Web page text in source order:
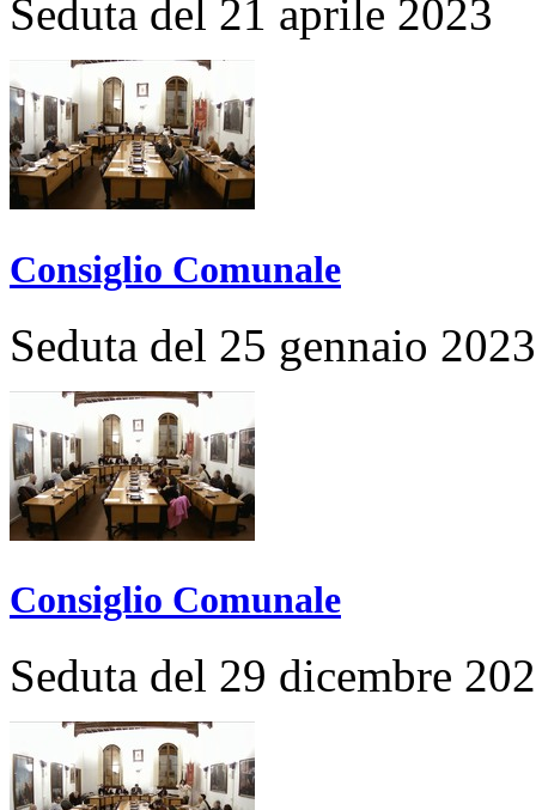
Seduta del 21 aprile 2023
Consiglio Comunale
Seduta del 25 gennaio 2023
Consiglio Comunale
Seduta del 29 dicembre